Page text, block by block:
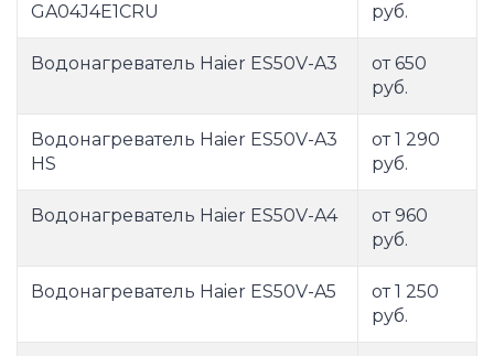
GA04J4E1CRU
руб.
Водонагреватель Haier ES50V-A3
от 650
руб.
Водонагреватель Haier ES50V-A3
HS
от 1 290
руб.
Водонагреватель Haier ES50V-A4
от 960
руб.
Водонагреватель Haier ES50V-A5
от 1 250
руб.